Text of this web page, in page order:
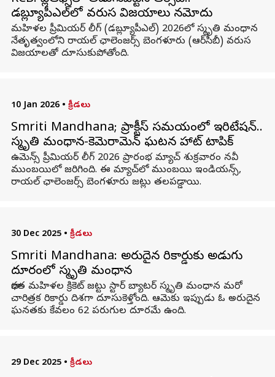
డబ్ల్యూపీఎల్‌లో వరుస విజయాలు నమోదు
మహిళల ప్రీమియర్ లీగ్ (డబ్ల్యూపీఎల్‌) 2026లో స్మృతి మంధాన
నేతృత్వంలోని రాయల్ ఛాలెంజర్స్ బెంగళూరు (ఆర్‌సీబీ) వ‌రుస
విజ‌యాల‌తో దూసుకుపోతోంది.
10 Jan 2026 • క్రీడలు
Smriti Mandhana; ప్రాక్టీస్ సమయంలో ఇరిటేషన్‌..
స్మృతి మంధాన-కెమెరామెన్‌ ఘటన హాట్‌ టాపిక్
ఉమెన్స్ ప్రీమియర్ లీగ్‌ 2026 ప్రారంభ మ్యాచ్‌ శుక్రవారం నవీ
ముంబయిలో జరిగింది. ఈ మ్యాచ్‌లో ముంబయి ఇండియన్స్‌,
రాయల్‌ ఛాలెంజర్స్‌ బెంగళూరు జట్లు తలపడ్డాయి.
30 Dec 2025 • క్రీడలు
Smriti Mandhana: అరుదైన రికార్డుకు అడుగు
దూరంలో స్మృతి మంధాన
భారత మహిళల క్రికెట్ జట్టు స్టార్ బ్యాటర్ స్మృతి మంధాన మరో
చారిత్రక రికార్డు దిశగా దూసుకెళ్తోంది. ఆమెకు ఇప్పుడు ఓ అరుదైన
ఘనతకు కేవలం 62 పరుగుల దూరమే ఉంది.
29 Dec 2025 • క్రీడలు